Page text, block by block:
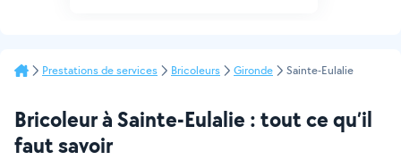
Prestations de services Bricoleurs Gironde Sainte-Eulalie
Bricoleur à Sainte-Eulalie : tout ce qu’il
faut savoir